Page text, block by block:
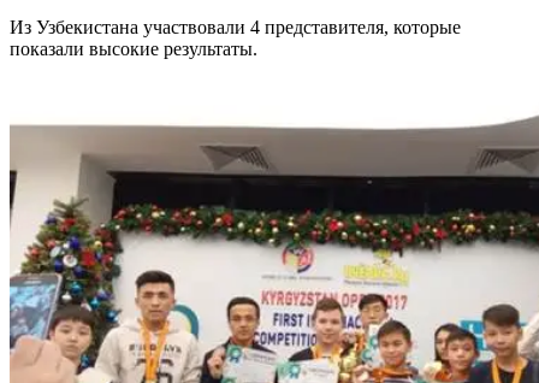
Из Узбекистана участвовали 4 представителя, которые
показали высокие результаты.